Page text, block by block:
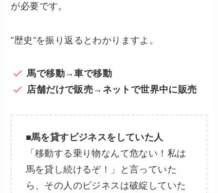
が必要です。
”歴史”を振り返るとわかりますよ。
馬で移動→車で移動
店舗だけで販売→ネットで世界中に販売
■馬を貸すビジネスをしていた人
「移動する乗り物なんて危ない！私は
馬を貸し続けるぞ！」と言っていた
ら、その人のビジネスは破綻していた